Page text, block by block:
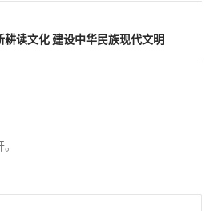
读文化 建设中华民族现代文明